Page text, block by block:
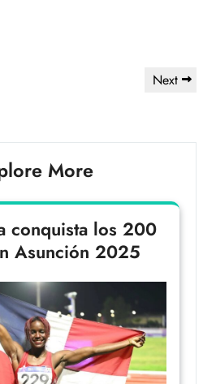
Next
More
conquista los 200
Asunción 2025